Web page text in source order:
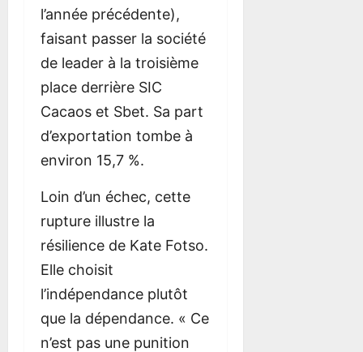
l’année précédente),
faisant passer la société
de leader à la troisième
place derrière SIC
Cacaos et Sbet. Sa part
d’exportation tombe à
environ 15,7 %.
Loin d’un échec, cette
rupture illustre la
résilience de Kate Fotso.
Elle choisit
l’indépendance plutôt
que la dépendance. « Ce
n’est pas une punition